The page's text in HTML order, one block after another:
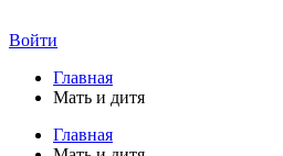
Войти
Главная
Мать и дитя
Главная